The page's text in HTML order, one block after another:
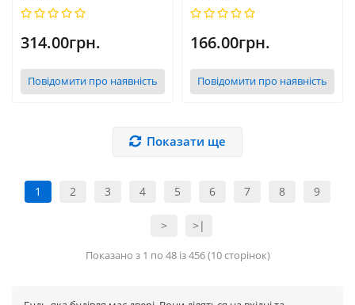
314.00грн.
Повідомити про наявність
166.00грн.
Повідомити про наявність
Показати ще
1 2 3 4 5 6 7 8 9
> >|
Показано з 1 по 48 із 456 (10 сторінок)